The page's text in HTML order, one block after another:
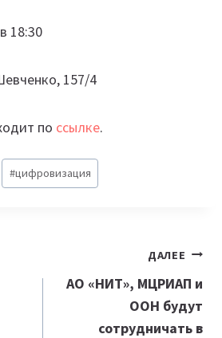
18:30
157/4
по ссылке.
#цифровизация
ДАЛЕЕ
АО «НИТ», МЦРИАП и
ООН будут
сотрудничать в